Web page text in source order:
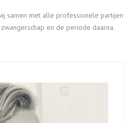
samen met alle professionele partijen
en de periode daarna.